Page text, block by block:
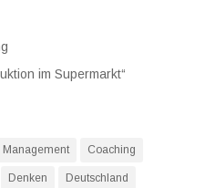
im Supermarkt“
Management Coaching
Denken Deutschland